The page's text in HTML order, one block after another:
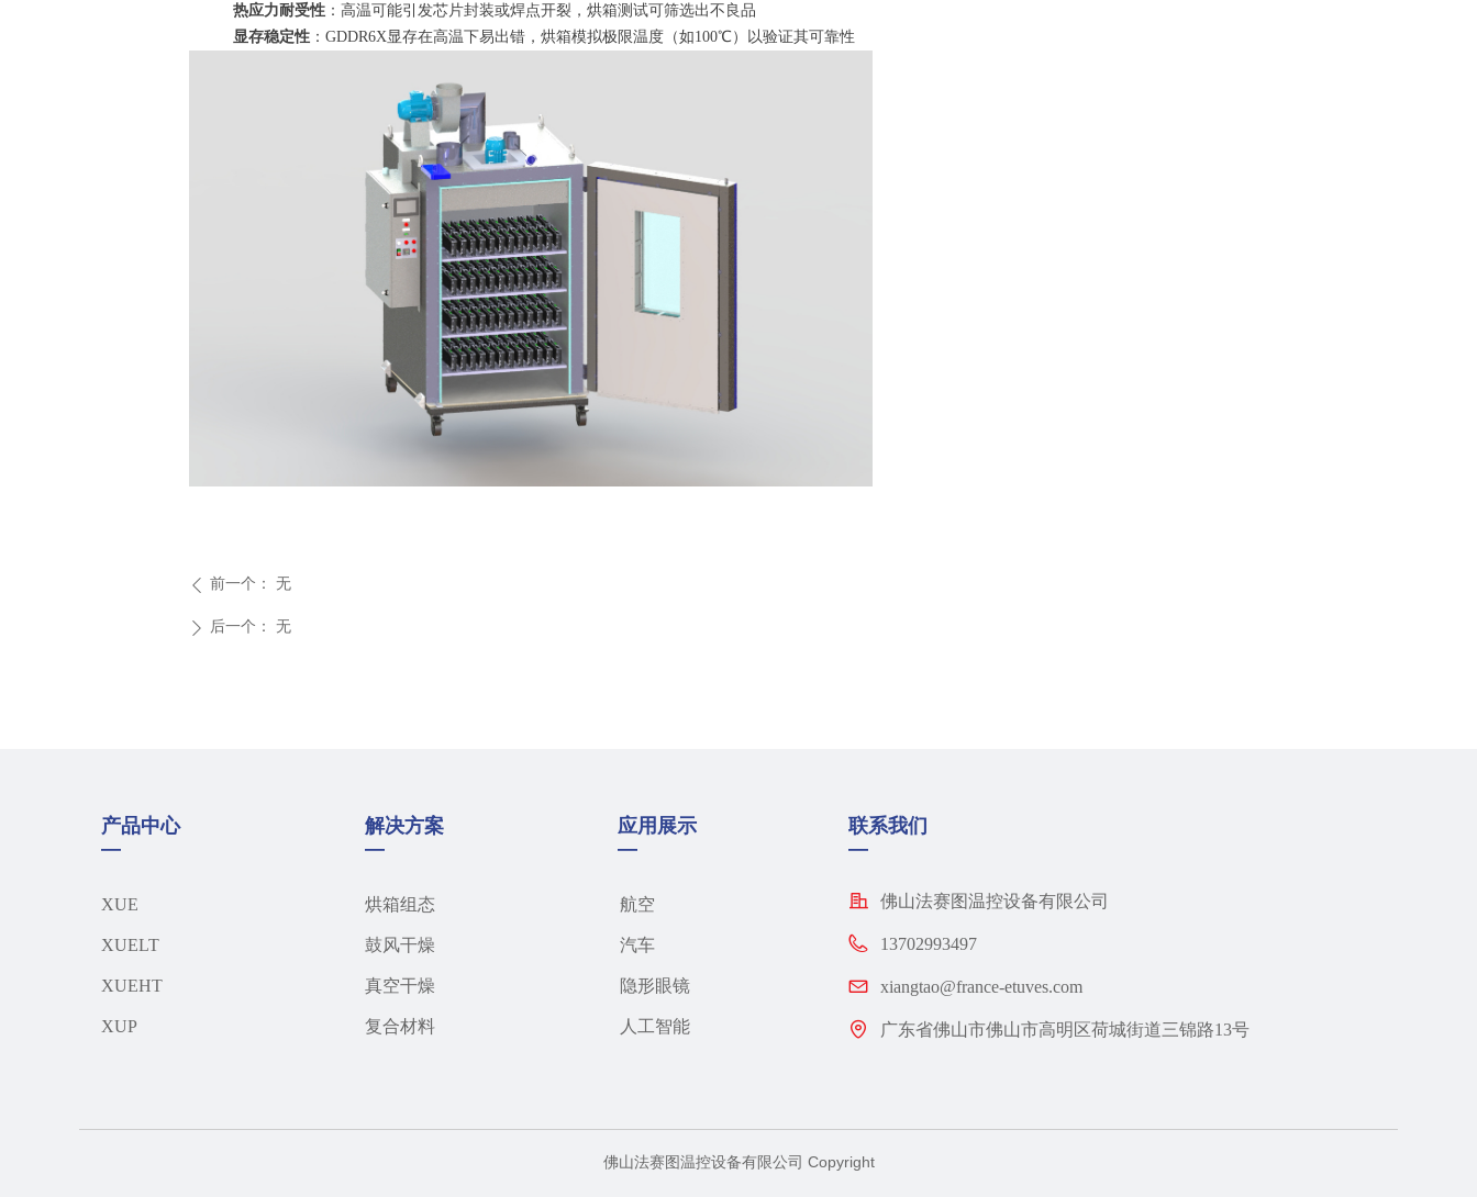
热应力耐受性 ：高温可能引发芯片封装或焊点开裂，烘箱测试可筛选出不良品
显存稳定性 ：GDDR6X显存在高温下易出错，烘箱模拟极限温度（如100℃）以验证其可靠性
ꄴ 前一个： 无
ꄲ 后一个： 无
佛山法赛图温控设备有限公司 Copyright
联系我们
—
佛山法赛图温控设备有限公司
13702993497
xiangtao@france-etuves.com
广东省佛山市佛山市高明区荷城街道三锦路13号
产品中心
—
XUE
XUELT
XUEHT
XUP
解决方案
—
烘箱组态
鼓风干燥
真空干燥
复合材料
应用展示
—
航空
汽车​
隐形眼镜
人工智能